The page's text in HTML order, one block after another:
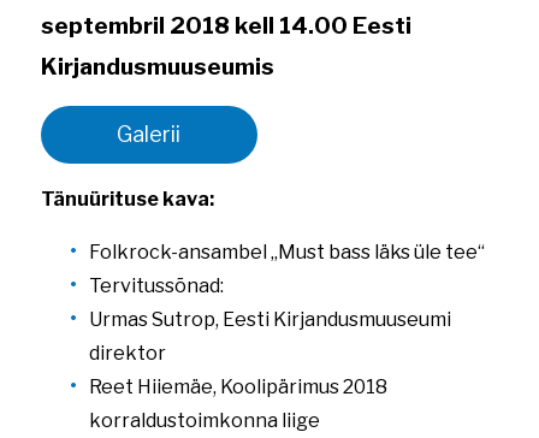
septembril 2018 kell 14.00 Eesti
Kirjandusmuuseumis
Galerii
Tänuürituse kava:
Folkrock-ansambel „Must bass läks üle tee“
Tervitussõnad:
Urmas Sutrop, Eesti Kirjandusmuuseumi
direktor
Reet Hiiemäe, Koolipärimus 2018
korraldustoimkonna liige